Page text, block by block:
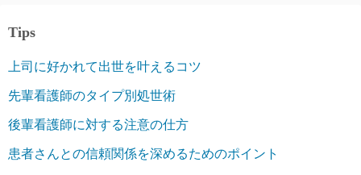
Tips
上司に好かれて出世を叶えるコツ
先輩看護師のタイプ別処世術
後輩看護師に対する注意の仕方
患者さんとの信頼関係を深めるためのポイント